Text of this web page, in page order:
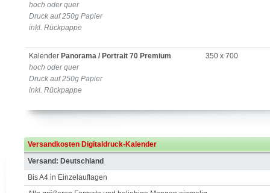
hoch oder quer
Druck auf 250g Papier
inkl. Rückpappe
Kalender Panorama / Portrait 70 Premium
hoch oder quer
Druck auf 250g Papier
inkl. Rückpappe
350 x 700
Versandkosten Digitaldruck-Kalender
Versand: Deutschland
Bis A4 in Einzelauflagen